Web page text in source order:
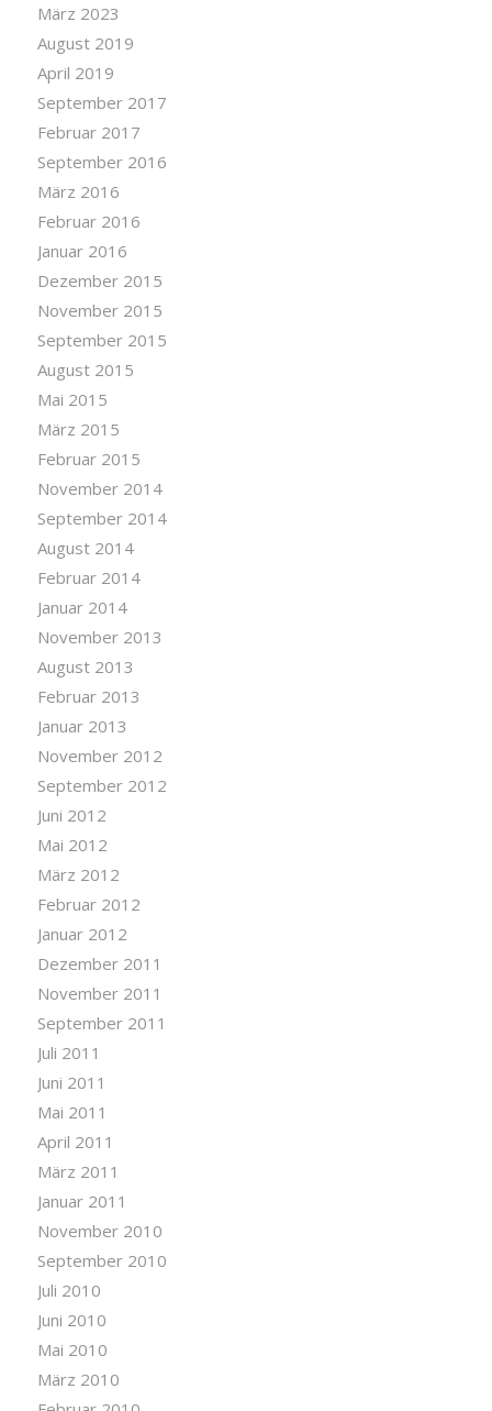
März 2023
August 2019
April 2019
September 2017
Februar 2017
September 2016
März 2016
Februar 2016
Januar 2016
Dezember 2015
November 2015
September 2015
August 2015
Mai 2015
März 2015
Februar 2015
November 2014
September 2014
August 2014
Februar 2014
Januar 2014
November 2013
August 2013
Februar 2013
Januar 2013
November 2012
September 2012
Juni 2012
Mai 2012
März 2012
Februar 2012
Januar 2012
Dezember 2011
November 2011
September 2011
Juli 2011
Juni 2011
Mai 2011
April 2011
März 2011
Januar 2011
November 2010
September 2010
Juli 2010
Juni 2010
Mai 2010
März 2010